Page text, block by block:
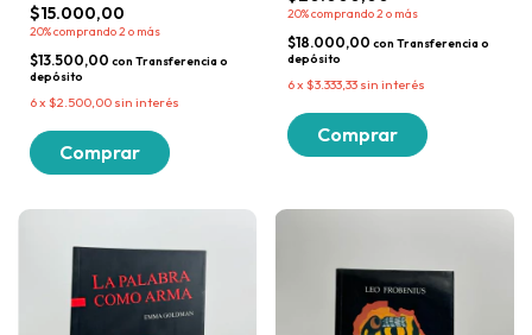
$15.000,00
20%comprando 2 o más
$13.500,00 con Transferencia o
depósito
6x $2.500,00 sin interés
20%comprando 2 o más
$18.000,00 con Transferencia o
depósito
6x $3.333,33 sin interés